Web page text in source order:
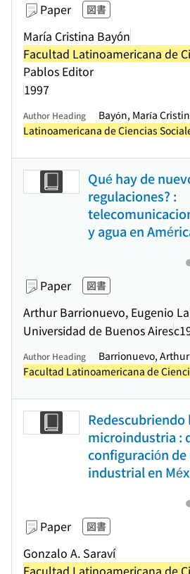
Paper 図書
María Cristina Bayón
Facultad Latinoamericana de
Pablos Editor
1997
Author Heading Bayón, María
Latinoamericana de Ciencias
Qué hay de
regulaciones? :
y agua en
Paper 図書
Arthur Barrionuevo, Eugenio
Universidad de Buenos Aires
Author Heading
Barrionuevo,
Facultad Latinoamericana de
Redescubriendo
microindustria :
configuración
industrial en
Paper 図書
Gonzalo A. Saraví
Facultad Latinoamericana de